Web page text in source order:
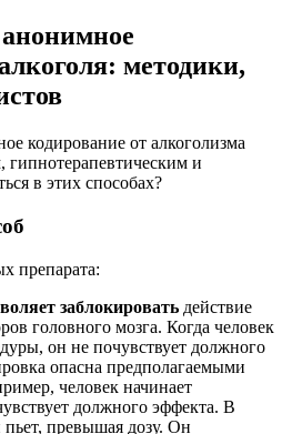
методики,
кодирование от алкоголизма
и
в этих способах?
препарата:
заблокировать действие
головного мозга. Когда человек
он не почувствует должного
опасна предполагаемыми
человек начинает
должного эффекта. В
пьет, превышая дозу. Он